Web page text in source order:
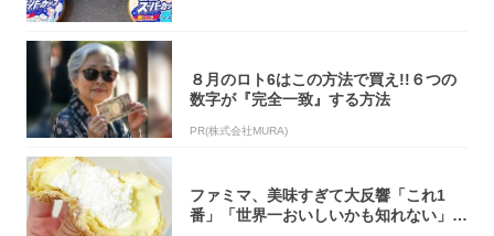
８月のロト6はこの方法で買え!!６つの
数字が『完全一致』する方法
PR(株式会社MURA)
ファミマ、美味すぎて大反響「これ1
番」「世界一おいしいかも知れない」